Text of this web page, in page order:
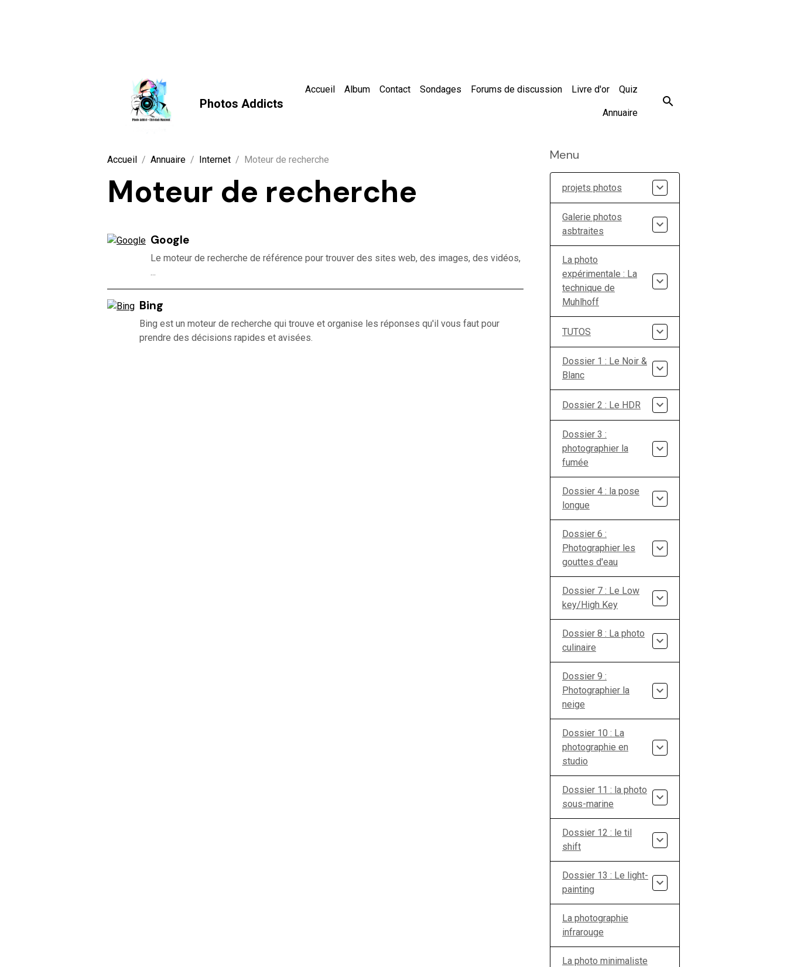
Photos Addicts
Accueil Album Contact Sondages Forums de discussion Livre d'or Quiz
Annuaire
Accueil Annuaire Internet Moteur de recherche
Moteur de recherche
Google
Le moteur de recherche de référence pour trouver des sites web, des images, des vidéos,
...
Bing
Bing est un moteur de recherche qui trouve et organise les réponses qu'il vous faut pour
prendre des décisions rapides et avisées.
Menu
projets photos
Galerie photos
asbtraites
La photo
expérimentale : La
technique de
Muhlhoff
TUTOS
Dossier 1 : Le Noir &
Blanc
Dossier 2 : Le HDR
Dossier 3 :
photographier la
fumée
Dossier 4 : la pose
longue
Dossier 6 :
Photographier les
gouttes d'eau
Dossier 7 : Le Low
key/High Key
Dossier 8 : La photo
culinaire
Dossier 9 :
Photographier la
neige
Dossier 10 : La
photographie en
studio
Dossier 11 : la photo
sous-marine
Dossier 12 : le til
shift
Dossier 13 : Le light-
painting
La photographie
infrarouge
La photo minimaliste